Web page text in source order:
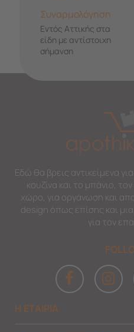
Συναρμολόγηση
Εντός Αττικής στα
είδη με αντίστοιχη
σήμανση
Εδώ θα βρεις αντικείμενα
κουζίνα και το μπάνιο,
χώρο, για οργάνωση και
design όπως επίσης και
για τον
Η ΕΤΑΙΡΙΑ